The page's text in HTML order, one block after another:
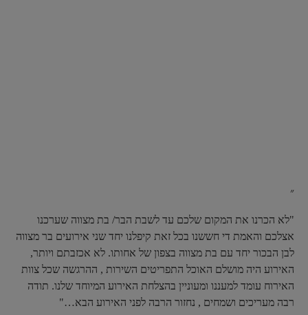
״
"לא הכרנו את המקום שלכם עד לשבת הבר/ בת מצווה שערכנו
אצלכם והאמת די חששנו בכל זאת קיפלנו יחד שני אירועים בר מצווה
לבן הבכור יחד עם בת מצווה בצפון של אחותו. לא אכזבתם ויותר,
האירוע היה מושלם האוכל התפריטים השירות , ההרגשה שכל צוות
האירוח עומד למעננו ומעוניין בהצלחת האירוע המיוחד שלנו. תודה
רבה מעריכים ושמחים , נחזור הרבה לפני האירוע הבא…"